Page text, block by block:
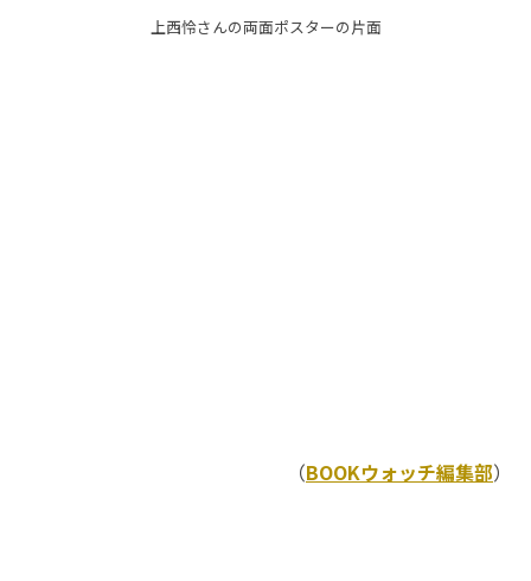
上西怜さんの両面ポスターの片面
（BOOKウォッチ編集部）